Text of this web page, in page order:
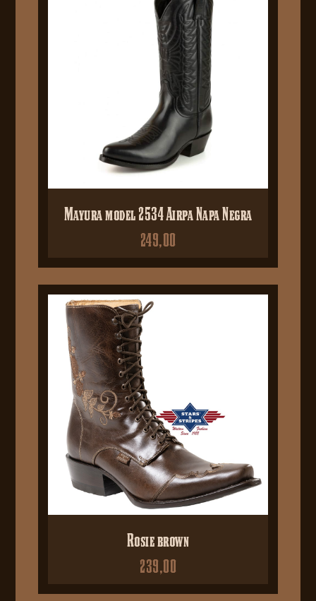
Mayura model 2534 Airpa Napa Negra
249,00
Rosie brown
239,00